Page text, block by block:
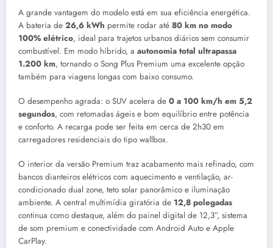
A grande vantagem do modelo está em sua eficiência energética.
A bateria de 26,6 kWh permite rodar até 80 km no modo
100% elétrico, ideal para trajetos urbanos diários sem consumir
combustível. Em modo híbrido, a autonomia total ultrapassa
1.200 km, tornando o Song Plus Premium uma excelente opção
também para viagens longas com baixo consumo.
O desempenho agrada: o SUV acelera de 0 a 100 km/h em 5,2
segundos, com retomadas ágeis e bom equilíbrio entre potência
e conforto. A recarga pode ser feita em cerca de 2h30 em
carregadores residenciais do tipo wallbox.
O interior da versão Premium traz acabamento mais refinado, com
bancos dianteiros elétricos com aquecimento e ventilação, ar-
condicionado dual zone, teto solar panorâmico e iluminação
ambiente. A central multimídia giratória de 12,8 polegadas
continua como destaque, além do painel digital de 12,3”, sistema
de som premium e conectividade com Android Auto e Apple
CarPlay.